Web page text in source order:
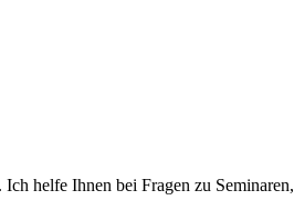
helfe Ihnen bei Fragen zu